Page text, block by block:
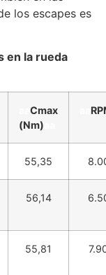
los escapes es
en la rueda
Cmax
(Nm)
55,35
56,14
55,81